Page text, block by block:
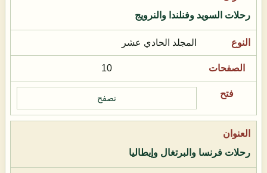
رحلات السويد وفنلندا والنرويج
المجلد الحادي عشر
10
تصفح
رحلات فرنسا والبرتغال وإيطاليا